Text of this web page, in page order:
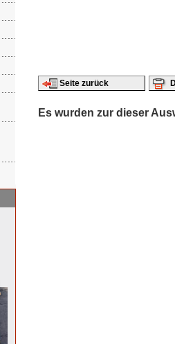
Seite zurück
Es wurden zur dieser